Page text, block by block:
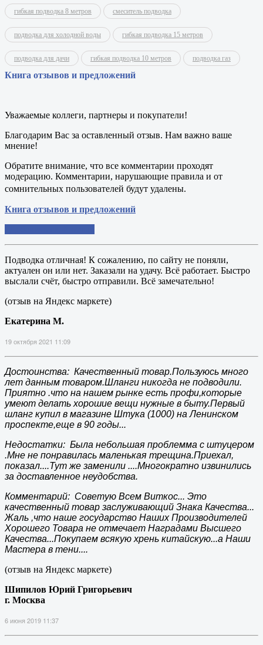
гибкая подводка 8 метров смеситель подводка
подводка для холодной воды гибкая подводка 15 метров
подводка для дачи гибкая подводка 10 метров подводка газ
Книга отзывов и предложений
Уважаемые коллеги, партнеры и покупатели!
Благодарим Вас за оставленный отзыв. Нам важно ваше
мнение!
Обратите внимание, что все комментарии проходят
модерацию. Комментарии, нарушающие правила и от
сомнительных пользователей будут удалены.
Книга отзывов и предложений
Подводка отличная! К сожалению, по сайту не поняли,
актуален он или нет. Заказали на удачу. Всё работает. Быстро
выслали счёт, быстро отправили. Всё замечательно!
(отзыв на Яндекс маркете)
Екатерина М.
19 октября 2021 11:09
Достоинства: Качественный товар.Пользуюсь много
лет данным товаром.Шланги никогда не подводили.
Приятно .что на нашем рынке есть профи,которые
умеют делать хорошие вещи нужные в быту.Первый
шланг купил в магазине Штука (1000) на Ленинском
проспекте,еще в 90 годы...
Недостатки: Была небольшая проблемма с штуцером
.Мне не понравилась маленькая трещина.Приехал,
показал....Тут же заменили ....Многократно извинились
за доставленное неудобства.
Комментарий: Советую Всем Виткос... Это
качественный товар заслуживающий Знака Качества...
Жаль ,что наше государство Наших Производителей
Хорошего Товара не отмечает Наградами Высшего
Качества...Покупаем всякую хрень китайскую...а Наши
Мастера в тени....
(отзыв на Яндекс маркете)
Шипилов Юрий Григорьевич
г. Москва
6 июня 2019 11:37